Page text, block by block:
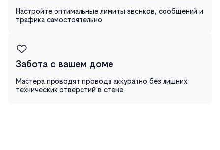
Настройте оптимальные лимиты звонков, сообщений и
трафика самостоятельно
Забота о вашем доме
Мастера проводят провода аккуратно без лишних
технических отверстий в стене